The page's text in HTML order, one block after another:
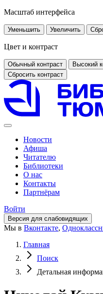
Масштаб интерфейса
Уменьшить Увеличить
Цвет и контраст
Обычный контраст Высокий
Сбросить контраст
Новости
Афиша
Читателю
Библиотеки
О нас
Контакты
Партнёрам
Войти
Версия для слабовидящих
Мы в Вконтакте,
Главная
Поиск
Детальная